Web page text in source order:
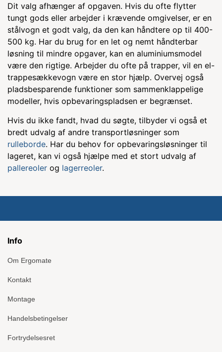
Dit valg afhænger af opgaven. Hvis du ofte flytter
tungt gods eller arbejder i krævende omgivelser, er en
stålvogn et godt valg, da den kan håndtere op til 400-
500 kg. Har du brug for en let og nemt håndterbar
løsning til mindre opgaver, kan en aluminiumsmodel
være den rigtige. Arbejder du ofte på trapper, vil en el-
trappesækkevogn være en stor hjælp. Overvej også
pladsbesparende funktioner som sammenklappelige
modeller, hvis opbevaringspladsen er begrænset.
Hvis du ikke fandt, hvad du søgte, tilbyder vi også et
bredt udvalg af andre transportløsninger som
rulleborde. Har du behov for opbevaringsløsninger til
lageret, kan vi også hjælpe med et stort udvalg af
pallereoler og lagerreoler.
Info
Om Ergomate
Kontakt
Montage
Handelsbetingelser
Fortrydelsesret